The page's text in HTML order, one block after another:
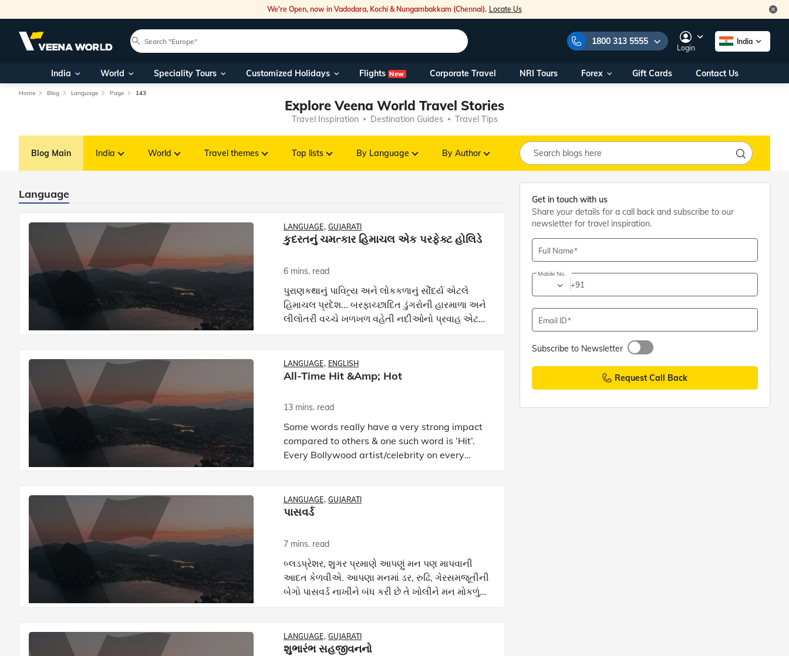
We're Open, now in Vadodara, Kochi & Nungambakkam (Chennai). Locate Us
1800 313 5555
Our Toll Free Numbers:
1800 313 5555
You can also call us on:
Foreign Nationals/
NRIs travelling
Within India
+91 915 200 4511
+91 887 997 2221
travel@veenaworld.com
Nearest Veena World Office
Business hours
Login
India
India World Speciality Tours Customized Holidays Flights New Corporate Travel NRI Tours Forex Gift Cards Contact Us
Home Blog Language Page 143
Explore Veena World Travel Stories
Travel Inspiration Destination Guides Travel Tips
Blog Main India World Travel themes Top lists By Language By Author
Language
LANGUAGE GUJARATI
કુદરતનું ચમત્કાર હિમાચલ એક પરફેક્ટ હોલિડે
6 mins. read
પુરાણકથાનું પાવિત્ર્ય અને લોકકળાનું સૌંદર્ય એટલે
હિમાચલ પ્રદેશ... બરફાચ્છાદિત ડુંગરોની હારમાળા અને
લીલોતરી વચ્ચે ખળખળ વહેતી નદીઓનો પ્રવાહ એટલે
હિમાચલ પ્રદેશ... ચાલો, હિમાચલ પ્રદેશની આ બધી
LANGUAGE ENGLISH
All-Time Hit &amp; Hot
13 mins. read
Some words really have a very strong impact
compared to others & one such word is ‘Hit’.
Every Bollywood artist/celebrity on every
Friday yearns to hear this word as a form of
recognition of his o
LANGUAGE GUJARATI
પાસવર્ડ
7 mins. read
બ્લડપ્રેશર, શુગર પ્રમાણે આપણું મન પણ માપવાની
આદત કેળવીએ. આપણા મનમાં ડર, રુઢિ, ગેરસમજૂતીની
બેગો પાસવર્ડ નાખીને બંધ કરી છે તે ખોલીને મન મોકળું
કરીએ. થોડા સમય પૂર્વે યુરોપના પ્રવાસે હતી. ઝુરિકના
LANGUAGE GUJARATI
શુભારંભ સહજીવનનો
Get in touch with us
Share your details for a call back and subscribe to our
newsletter for travel inspiration.
Full Name
Mobile No.
+91
Email ID
Subscribe to Newsletter
Request Call Back